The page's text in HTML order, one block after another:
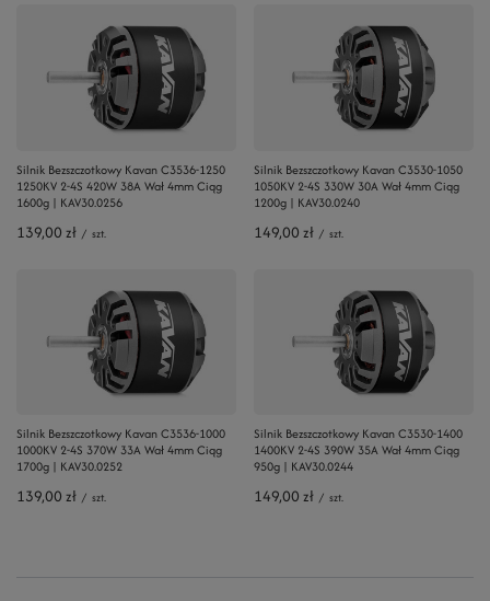
Silnik Bezszczotkowy Kavan C3536-1250
1250KV 2-4S 420W 38A Wał 4mm Ciąg
1600g | KAV30.0256
139,00 zł / szt.
Silnik Bezszczotkowy Kavan C3530-1050
1050KV 2-4S 330W 30A Wał 4mm Ciąg
1200g | KAV30.0240
149,00 zł / szt.
Silnik Bezszczotkowy Kavan C3536-1000
1000KV 2-4S 370W 33A Wał 4mm Ciąg
1700g | KAV30.0252
139,00 zł / szt.
Silnik Bezszczotkowy Kavan C3530-1400
1400KV 2-4S 390W 35A Wał 4mm Ciąg
950g | KAV30.0244
149,00 zł / szt.